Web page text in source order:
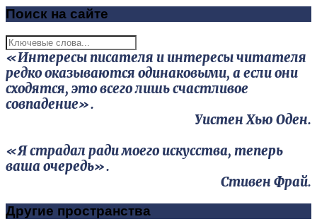
Поиск на сайте
«Интересы писателя и интересы читателя
редко оказываются одинаковыми, а если они
сходятся, это всего лишь счастливое
совпадение».
Уистен Хью Оден.
«Я страдал ради моего искусства, теперь
ваша очередь».
Стивен Фрай.
Другие пространства